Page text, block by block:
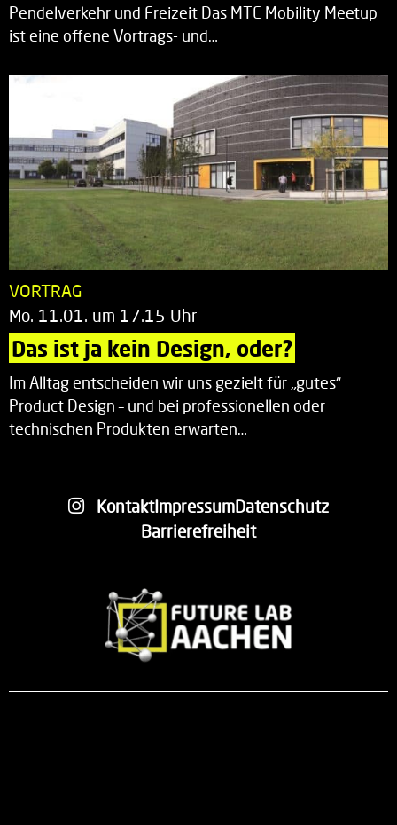
Pendelverkehr und Freizeit Das MTE Mobility Meetup
ist eine offene Vortrags- und…
VORTRAG
Mo. 11.01. um 17.15 Uhr
Das ist ja kein Design, oder?
Im Alltag entscheiden wir uns gezielt für „gutes“
Product Design – und bei professionellen oder
technischen Produkten erwarten…
KontaktImpressumDatenschutz
Barrierefreiheit